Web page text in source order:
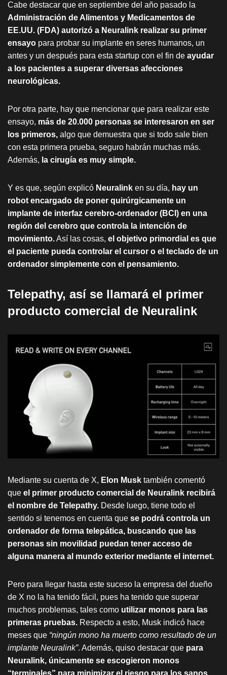
Cabe destacar que en septiembre del año pasado la
Administración de Alimentos y Medicamentos de
EE.UU. (FDA) autorizó a Neuralink realizar su primer
ensayo para probar su implante en seres humanos, un
antes y un después para esta startup con el fin de ayudar
a los pacientes a superar diversas afecciones
neurológicas.
Por otra parte, hay que mencionar que para realizar este
ensayo, más de 20.000 personas se interesaron en ser
los primeros, algo que demuestra que si todo sale bien
con esta primera prueba, seguro habrán muchas más.
Además, la cirugía es muy simple.
Y es que, según explicó Neuralink en su día, hay un
robot encargado de poner quirúrgicamente un
implante de interfaz cerebro-ordenador (BCI) en una
región del cerebro que controla la intención de
movimiento.Así las cosas, el objetivo primordial es que
el paciente pueda controlar el cursor o el teclado de un
ordenador simplemente con el pensamiento.
Telepathy, así se llamará el primer
producto comercial de Neuralink
Mediante su cuenta de X, Elon Musk también comentó
que el primer producto comercial de Neuralink recibirá
el nombre de Telepathy. Desde luego, tiene todo el
sentido si tenemos en cuenta que se podrá controla un
ordenador de forma telepática, buscando que las
personas sin movilidad puedan tener acceso de
alguna manera al mundo exterior mediante el internet.
Pero para llegar hasta este suceso la empresa del dueño
de X no la ha tenido fácil, pues ha tenido que superar
muchos problemas, tales como utilizar monos para las
primeras pruebas. Respecto a esto, Musk indicó hace
meses que “ningún mono ha muerto como resultado de un
implante Neuralink”. Además, quiso destacar que para
Neuralink, únicamente se escogieron monos
“terminales” para minimizar el riesgo para los sanos.